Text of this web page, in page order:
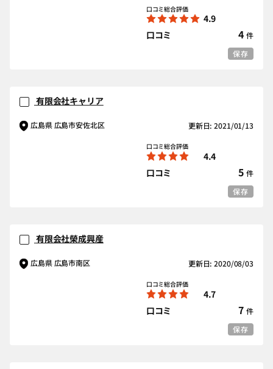
口コミ総合評価
4.9
口コミ
4 件
保存
有限会社キャリア
広島県 広島市安佐北区 更新日: 2021/01/13
口コミ総合評価
4.4
口コミ
5 件
保存
有限会社榮成興産
広島県 広島市南区 更新日: 2020/08/03
口コミ総合評価
4.7
口コミ
7 件
保存